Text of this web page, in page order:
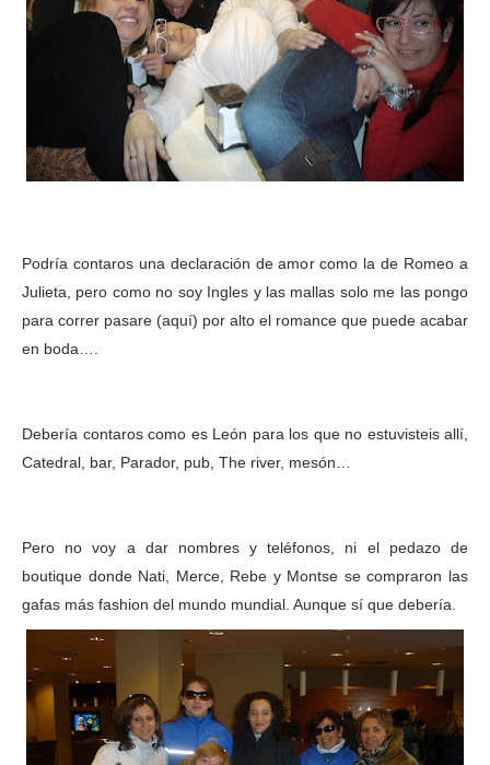
Podría contaros una declaración de amor como la de Romeo a
Julieta, pero como no soy Ingles y las mallas solo me las pongo
para correr pasare (aquí) por alto el romance que puede acabar
en boda….
Debería contaros como es León para los que no estuvisteis allí,
Catedral, bar, Parador, pub, The river, mesón…
Pero no voy a dar nombres y teléfonos, ni el pedazo de
boutique donde Nati, Merce, Rebe y Montse se compraron las
gafas más fashion del mundo mundial. Aunque sí que debería.